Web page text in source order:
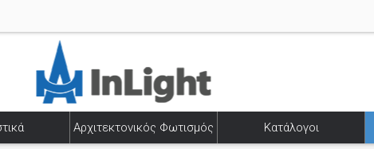
Αρχιτεκτονικός Φωτισμός Κατάλογοι